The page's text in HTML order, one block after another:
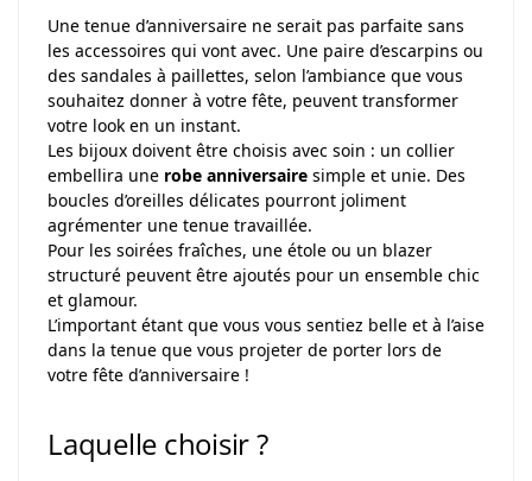
Une tenue d’anniversaire ne serait pas parfaite sans
les accessoires qui vont avec. Une paire d’escarpins ou
des sandales à paillettes, selon l’ambiance que vous
souhaitez donner à votre fête, peuvent transformer
votre look en un instant.
Les bijoux doivent être choisis avec soin : un collier
embellira une robe anniversaire simple et unie. Des
boucles d’oreilles délicates pourront joliment
agrémenter une tenue travaillée.
Pour les soirées fraîches, une étole ou un blazer
structuré peuvent être ajoutés pour un ensemble chic
et glamour.
L’important étant que vous vous sentiez belle et à l’aise
dans la tenue que vous projeter de porter lors de
votre fête d’anniversaire !
Laquelle choisir ?